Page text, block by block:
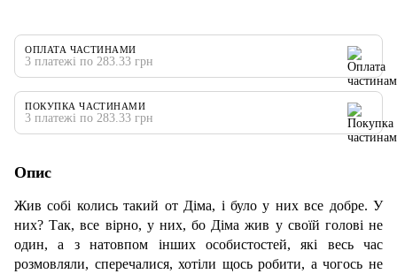
ОПЛАТА ЧАСТИНАМИ
3 платежі по 283.33 грн
ПОКУПКА ЧАСТИНАМИ
3 платежі по 283.33 грн
Опис
Жив собі колись такий от Діма, і було у них все добре. У
них? Так, все вірно, у них, бо Діма жив у своїй голові не
один, а з натовпом інших особистостей, які весь час
розмовляли, сперечалися, хотіли щось робити, а чогось не